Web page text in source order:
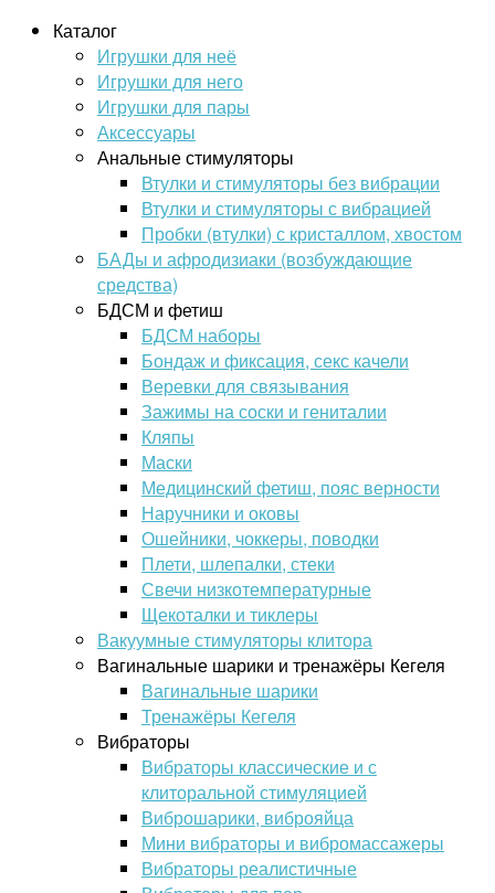
Каталог
Игрушки для неё
Игрушки для него
Игрушки для пары
Аксессуары
Анальные стимуляторы
Втулки и стимуляторы без вибрации
Втулки и стимуляторы с вибрацией
Пробки (втулки) с кристаллом, хвостом
БАДы и афродизиаки (возбуждающие
средства)
БДСМ и фетиш
БДСМ наборы
Бондаж и фиксация, секс качели
Веревки для связывания
Зажимы на соски и гениталии
Кляпы
Маски
Медицинский фетиш, пояс верности
Наручники и оковы
Ошейники, чоккеры, поводки
Плети, шлепалки, стеки
Свечи низкотемпературные
Щекоталки и тиклеры
Вакуумные стимуляторы клитора
Вагинальные шарики и тренажёры Кегеля
Вагинальные шарики
Тренажёры Кегеля
Вибраторы
Вибраторы классические и с
клиторальной стимуляцией
Виброшарики, виброяйца
Мини вибраторы и вибромассажеры
Вибраторы реалистичные